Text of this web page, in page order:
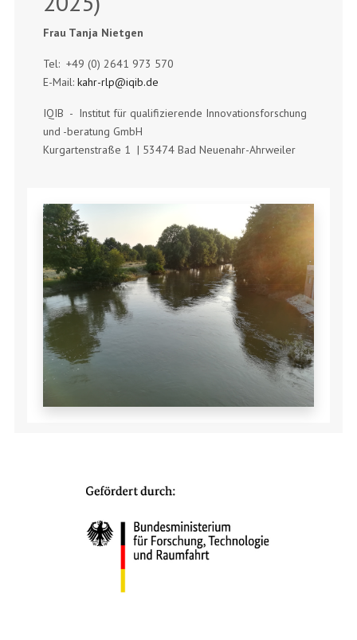
Frau Tanja Nietgen
Tel: +49 (0) 2641 973 570
E-Mail:kahr-rlp@iqib.de
IQIB - Institut für qualifizierende Innovationsforschung
und -beratung GmbH
Kurgartenstraße 1 | 53474 Bad Neuenahr-Ahrweiler